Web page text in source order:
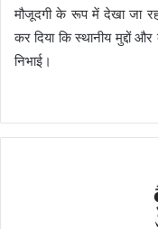
मौजूदगी के रूप में देखा जा
कर दिया कि स्थानीय मुद्दों
निभाई।